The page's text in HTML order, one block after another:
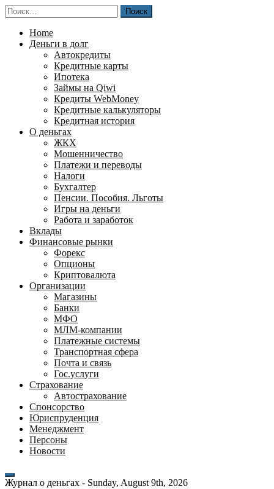
Перейти
к
содержимому
Найти:
Home
Деньги в долг
Автокредиты
Кредитные карты
Ипотека
Займы на Qiwi
Кредиты WebMoney
Кредитные калькуляторы
Кредитная история
О деньгах
ЖКХ
Мошенничество
Платежи и переводы
Налоги
Бухгалтер
Пенсии. Пособия. Льготы
Игры на деньги
Работа и заработок
Вклады
Финансовые рынки
Форекс
Опционы
Криптовалюта
Организации
Магазины
Банки
МФО
МЛМ-компании
Платежные системы
Транспортная сфера
Почта и связь
Гос.услуги
Страхование
Автострахование
Спонсорство
Юриспруденция
Менеджмент
Персоны
Новости
Журнал о деньгах - Sunday, August 9th, 2026